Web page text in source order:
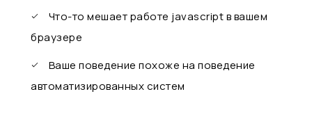
Что-то мешает работе javascript в вашем
браузере
Ваше поведение похоже на поведение
автоматизированных систем